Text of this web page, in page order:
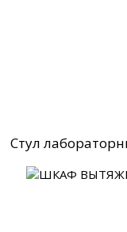
Стул